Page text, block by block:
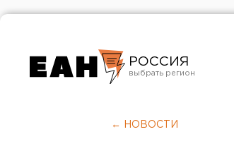
РОССИЯ
Челябинск
← НОВОСТИ